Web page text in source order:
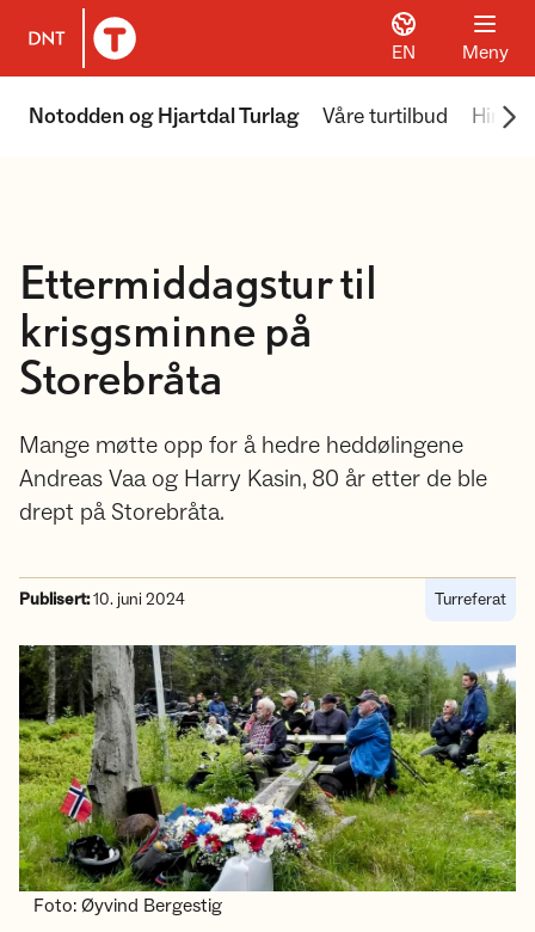
Til DNT.no forside
EN Meny
Notodden og Hjartdal Turlag Våre turtilbud
Ettermiddagstur til
krisgsminne på
Storebråta
Mange møtte opp for å hedre heddølingene
Andreas Vaa og Harry Kasin, 80 år etter de ble
drept på Storebråta.
Publisert:10. juni 2024 Turreferat
Foto: Øyvind Bergestig